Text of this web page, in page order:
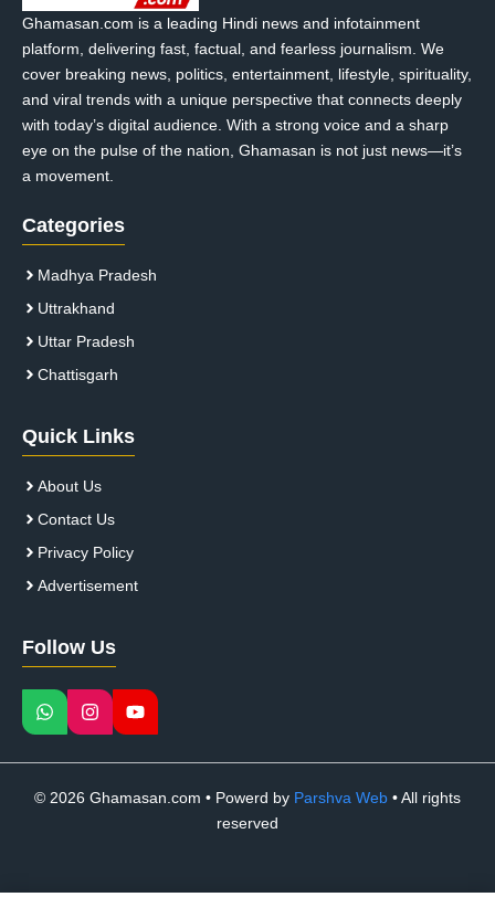
Ghamasan.com is a leading Hindi news and infotainment
platform, delivering fast, factual, and fearless journalism. We
cover breaking news, politics, entertainment, lifestyle, spirituality,
and viral trends with a unique perspective that connects deeply
with today’s digital audience. With a strong voice and a sharp
eye on the pulse of the nation, Ghamasan is not just news—it’s
a movement.
Categories
Madhya Pradesh
Uttrakhand
Uttar Pradesh
Chattisgarh
Quick Links
About Us
Contact Us
Privacy Policy
Advertisement
Follow Us
© 2026 Ghamasan.com • Powerd by Parshva Web • All rights
reserved